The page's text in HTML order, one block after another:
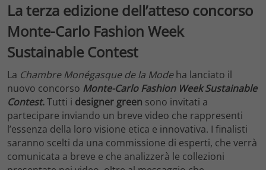
La terza edizione dell’atteso concorso
Monte-Carlo Fashion Week
Sustainable Contest
La Chambre Monégasque de la Modeha lanciato il
nuovo concorso Monte-Carlo Fashion Week Sustainable
Contest.Tutti i designer green sono invitati a
partecipare inviando un breve video che rappresenti
l’essenza della loro visione etica e innovativa. I finalisti
saranno scelti da una commissione di esperti, che verrà
comunicata a breve e che analizzerà le collezioni